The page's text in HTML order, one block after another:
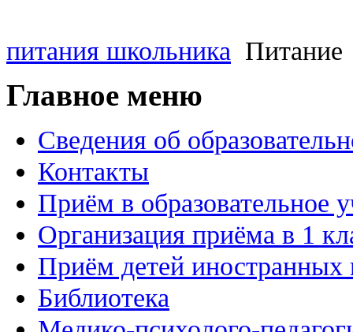
питания школьника Питание
Главное меню
Сведения об
Контакты
Приём в образовательное
Организация приёма в 1
Приём детей иностранных
Библиотека